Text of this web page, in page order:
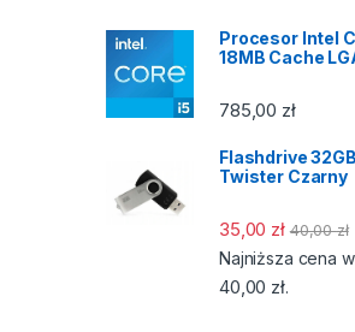
Procesor Intel
18MB Cache
785,00 zł
Flashdrive
Twister Czarny
35,00 zł 40,00zł
Najniższa cena
40,00 zł.